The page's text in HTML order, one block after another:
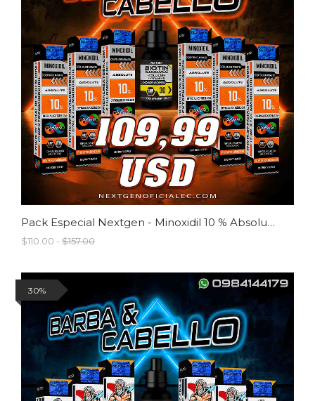
Pack Especial Nextgen - Minoxidil 10 % Absolute
$110.00 - $157.00
30%